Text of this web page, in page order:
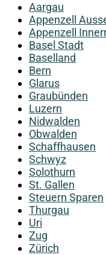
Aargau
Appenzell
Appenzell
Basel Stadt
Baselland
Bern
Glarus
Graubünden
Luzern
Nidwalden
Obwalden
Schaffhausen
Schwyz
Solothurn
St. Gallen
Steuern Sparen
Thurgau
Uri
Zug
Zürich